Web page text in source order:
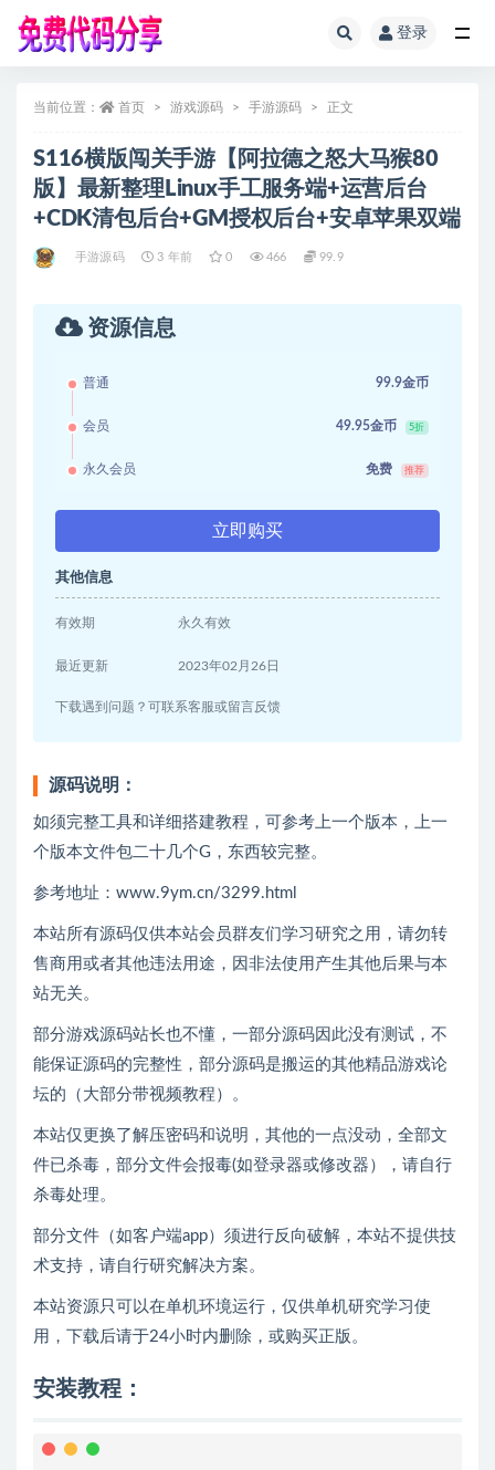
登录
当前位置： 首页 游戏源码 手游源码 正文
S116横版闯关手游【阿拉德之怒大马猴80
版】最新整理Linux手工服务端+运营后台
+CDK清包后台+GM授权后台+安卓苹果双端
手游源码 3 年前 0 466 99.9
资源信息
普通 99.9金币
会员 49.95金币 5折
永久会员 免费 推荐
立即购买
其他信息
有效期 永久有效
最近更新 2023年02月26日
下载遇到问题？可联系客服或留言反馈
源码说明：
如须完整工具和详细搭建教程，可参考上一个版本，上一
个版本文件包二十几个G，东西较完整。
参考地址： www.9ym.cn/3299.html
本站所有源码仅供本站会员群友们学习研究之用，请勿转
售商用或者其他违法用途，因非法使用产生其他后果与本
站无关。
部分游戏源码站长也不懂，一部分源码因此没有测试，不
能保证源码的完整性，部分源码是搬运的其他精品游戏论
坛的（大部分带视频教程）。
本站仅更换了解压密码和说明，其他的一点没动，全部文
件已杀毒，部分文件会报毒(如登录器或修改器），请自行
杀毒处理。
部分文件（如客户端app）须进行反向破解，本站不提供技
术支持，请自行研究解决方案。
本站资源只可以在单机环境运行，仅供单机研究学习使
用，下载后请于24小时内删除，或购买正版。
安装教程：